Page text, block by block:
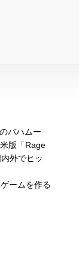
バハムー
版「Rage
外でヒッ
ームを作る